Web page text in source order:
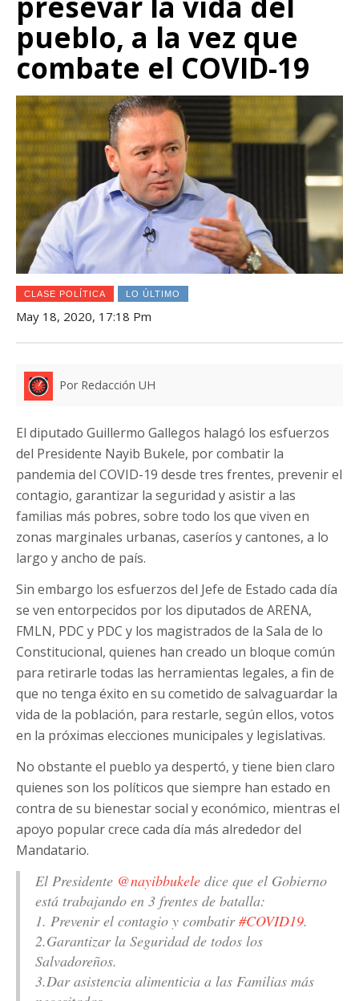
pueblo, a la vez que
combate el COVID-19
CLASE POLÍTICA LO ÚLTIMO
May 18, 2020, 17:18 Pm
Por Redacción UH
El diputado Guillermo Gallegos halagó los esfuerzos
del Presidente Nayib Bukele, por combatir la
pandemia del COVID-19 desde tres frentes, prevenir el
contagio, garantizar la seguridad y asistir a las
familias más pobres, sobre todo los que viven en
zonas marginales urbanas, caseríos y cantones, a lo
largo y ancho de país.
Sin embargo los esfuerzos del Jefe de Estado cada día
se ven entorpecidos por los diputados de ARENA,
FMLN, PDC y PDC y los magistrados de la Sala de lo
Constitucional, quienes han creado un bloque común
para retirarle todas las herramientas legales, a fin de
que no tenga éxito en su cometido de salvaguardar la
vida de la población, para restarle, según ellos, votos
en la próximas elecciones municipales y legislativas.
No obstante el pueblo ya despertó, y tiene bien claro
quienes son los políticos que siempre han estado en
contra de su bienestar social y económico, mientras el
apoyo popular crece cada día más alrededor del
Mandatario.
El Presidente @nayibbukele dice que el Gobierno
está trabajando en 3 frentes de batalla:
1. Prevenir el contagio y combatir#COVID19.
2.Garantizar la Seguridad de todos los
Salvadoreños.
3.Dar asistencia alimenticia a las Familias más